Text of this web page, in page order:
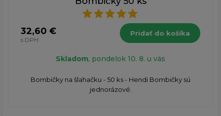
32,60 €
s DPH
Pridať do košíka
Skladom, pondelok 10. 8. u vás
Bombičky na šlahačku - 50 ks - Hendi Bombičky sú
jednorázové.